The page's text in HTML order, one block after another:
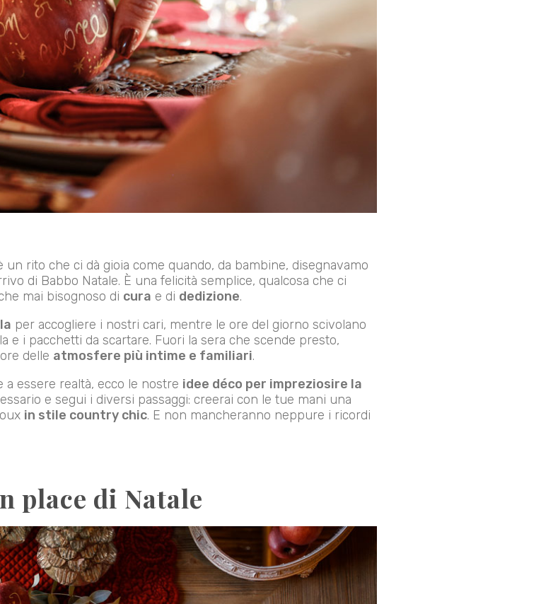
un rito che ci dà gioia come quando, da bambine, disegnavamo
di Babbo Natale. È una felicità semplice, qualcosa che ci
mai bisognoso di cura e di dedizione.
per accogliere i nostri cari, mentre le ore del giorno scivolano
e i pacchetti da scartare. Fuori la sera che scende presto,
delle atmosfere più intime e familiari.
a essere realtà, ecco le nostre idee déco per impreziosire la
e segui i diversi passaggi: creerai con le tue mani una
in stile country chic. E non mancheranno neppure i ricordi
place di Natale